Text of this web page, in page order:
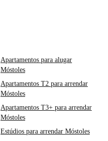
Apartamentos para alugar
Móstoles
Apartamentos T2 para arrendar
Móstoles
Apartamentos T3+ para arrendar
Móstoles
Estúdios para arrendar Móstoles